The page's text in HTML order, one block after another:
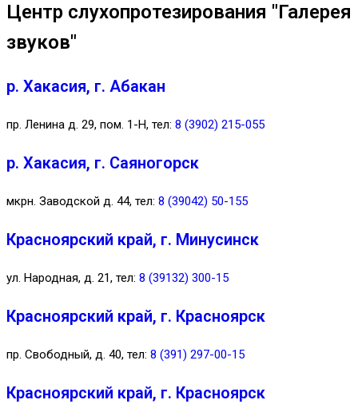
Центр слухопротезирования "Галерея
звуков"
р. Хакасия, г. Абакан
пр. Ленина д. 29, пом. 1-Н, тел: 8 (3902) 215-055
р. Хакасия, г. Саяногорск
мкрн. Заводской д. 44, тел: 8 (39042) 50-155
Красноярский край, г. Минусинск
ул. Народная, д. 21, тел: 8 (39132) 300-15
Красноярский край, г. Красноярск
пр. Свободный, д. 40, тел: 8 (391) 297-00-15
Красноярский край, г. Красноярск